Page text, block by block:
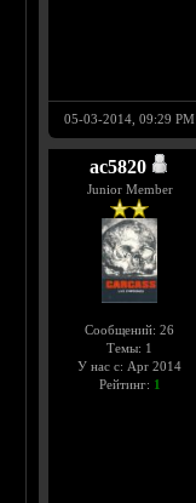
05-03-2014, 09:29 PM
ac5820
Junior Member
Сообщений: 26
Темы: 1
У нас с: Apr 2014
Рейтинг: 1